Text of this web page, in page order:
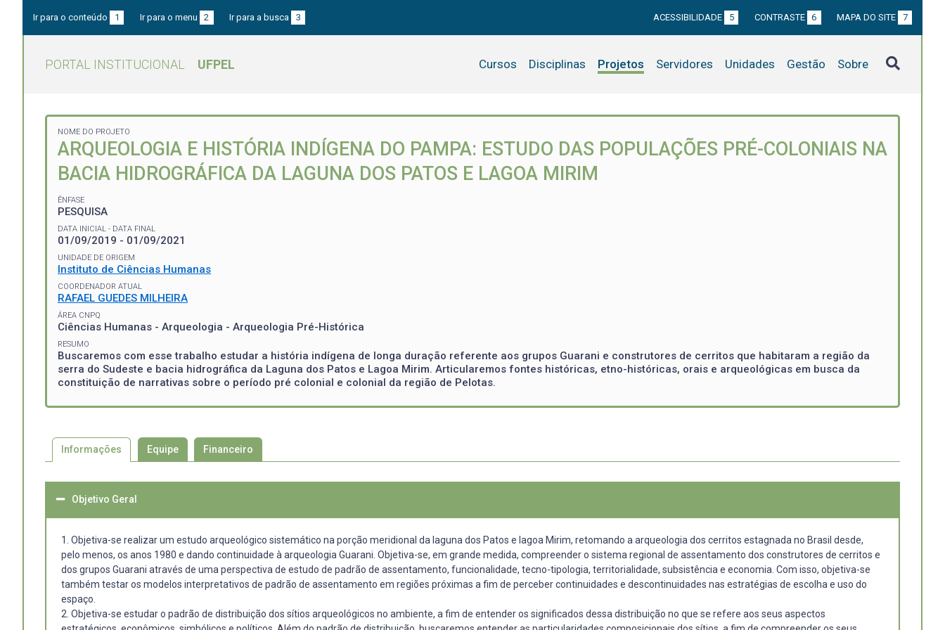
Ir para o conteúdo 1 Ir para o menu 2 Ir para a busca 3 ACESSIBILIDADE 5 CONTRASTE 6 MAPA DO SITE 7
PORTAL INSTITUCIONAL UFPEL Cursos Disciplinas Projetos Servidores Unidades Gestão Sobre
NOME DO PROJETO
ARQUEOLOGIA E HISTÓRIA INDÍGENA DO PAMPA: ESTUDO DAS POPULAÇÕES PRÉ-COLONIAIS NA
BACIA HIDROGRÁFICA DA LAGUNA DOS PATOS E LAGOA MIRIM
ÊNFASE
PESQUISA
DATA INICIAL - DATA FINAL
01/09/2019 - 01/09/2021
UNIDADE DE ORIGEM
Instituto de Ciências Humanas
COORDENADOR ATUAL
RAFAEL GUEDES MILHEIRA
ÁREA CNPQ
Ciências Humanas - Arqueologia - Arqueologia Pré-Histórica
RESUMO
Buscaremos com esse trabalho estudar a história indígena de longa duração referente aos grupos Guarani e construtores de cerritos que habitaram a região da
serra do Sudeste e bacia hidrográfica da Laguna dos Patos e Lagoa Mirim. Articularemos fontes históricas, etno-históricas, orais e arqueológicas em busca da
constituição de narrativas sobre o período pré colonial e colonial da região de Pelotas.
Informações Equipe Financeiro
Objetivo Geral
1. Objetiva-se realizar um estudo arqueológico sistemático na porção meridional da laguna dos Patos e lagoa Mirim, retomando a arqueologia dos cerritos estagnada no Brasil desde,
pelo menos, os anos 1980 e dando continuidade à arqueologia Guarani. Objetiva-se, em grande medida, compreender o sistema regional de assentamento dos construtores de cerritos e
dos grupos Guarani através de uma perspectiva de estudo de padrão de assentamento, funcionalidade, tecno-tipologia, territorialidade, subsistência e economia. Com isso, objetiva-se
também testar os modelos interpretativos de padrão de assentamento em regiões próximas a fim de perceber continuidades e descontinuidades nas estratégias de escolha e uso do
espaço.
2. Objetiva-se estudar o padrão de distribuição dos sítios arqueológicos no ambiente, a fim de entender os significados dessa distribuição no que se refere aos seus aspectos